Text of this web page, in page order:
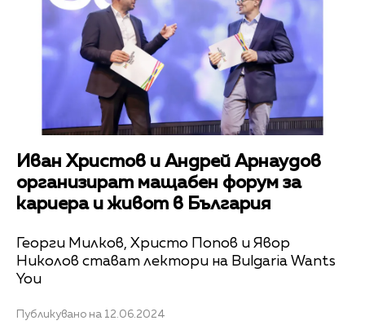
Иван Христов и Андрей Арнаудов
организират мащабен форум за
кариера и живот в България
Георги Милков, Христо Попов и Явор
Николов стават лектори на Bulgaria Wants
You
Публикувано на 12.06.2024